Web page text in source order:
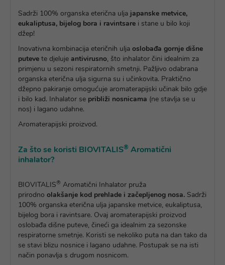
Sadrži 100% organska eterična ulja japanske metvice,
eukaliptusa, bijelog bora i ravintsare i stane u bilo koji
džep!
Inovativna kombinacija eteričnih ulja oslobađa gornje dišne
puteve te djeluje antivirusno, što inhalator čini idealnim za
primjenu u sezoni respiratornih smetnji. Pažljivo odabrana
organska eterična ulja sigurna su i učinkovita. Praktično
džepno pakiranje omogućuje aromaterapijski učinak bilo gdje
i bilo kad. Inhalator se približi nosnicama (ne stavlja se u
nos) i lagano udahne.
Aromaterapijski proizvod.
Za što se koristi BIOVITALIS® Aromatični
inhalator?
BIOVITALIS® Aromatični Inhalator pruža
prirodno olakšanje kod prehlade i začepljenog nosa. Sadrži
100% organska eterična ulja japanske metvice, eukaliptusa,
bijelog bora i ravintsare. Ovaj aromaterapijski proizvod
oslobađa dišne puteve, čineći ga idealnim za sezonske
respiratorne smetnje. Koristi se nekoliko puta na dan tako da
se stavi blizu nosnice i lagano udahne. Postupak se na isti
način ponavlja s drugom nosnicom.